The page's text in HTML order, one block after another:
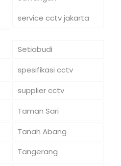
service cctv jakarta
Setiabudi
spesifikasi cctv
supplier cctv
Taman Sari
Tanah Abang
Tangerang